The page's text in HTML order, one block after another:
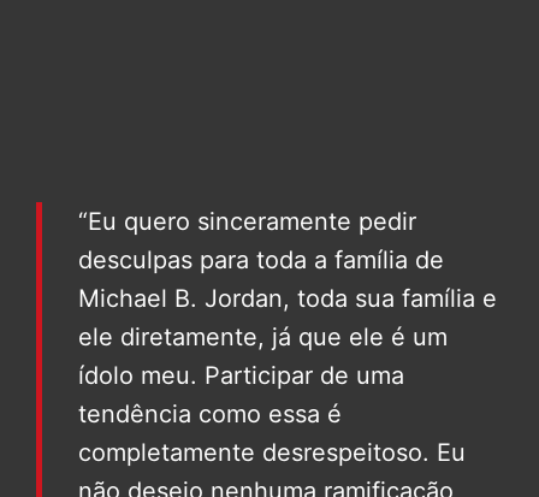
“Eu quero sinceramente pedir
desculpas para toda a família de
Michael B. Jordan, toda sua família e
ele diretamente, já que ele é um
ídolo meu. Participar de uma
tendência como essa é
completamente desrespeitoso. Eu
não desejo nenhuma ramificação